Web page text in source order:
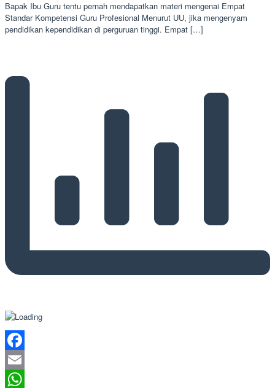
Bapak Ibu Guru tentu pernah mendapatkan materi mengenai Empat
Standar Kompetensi Guru Profesional Menurut UU, jika mengenyam
pendidikan kependidikan di perguruan tinggi. Empat […]
Facebook
Email